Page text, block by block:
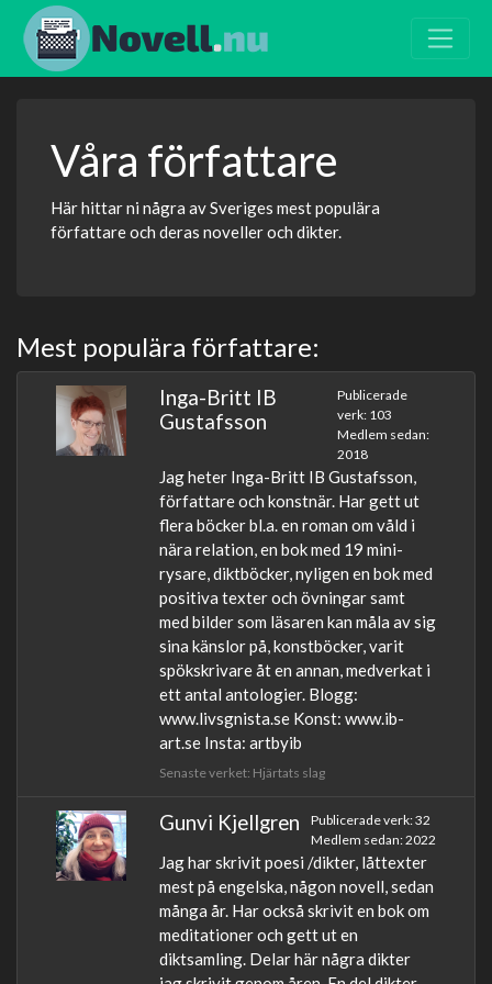
Våra författare
Här hittar ni några av Sveriges mest populära
författare och deras noveller och dikter.
Mest populära författare:
Inga-Britt IB
Gustafsson
Publicerade
verk: 103
Medlem sedan:
2018
Jag heter Inga-Britt IB Gustafsson,
författare och konstnär. Har gett ut
flera böcker bl.a. en roman om våld i
nära relation, en bok med 19 mini-
rysare, diktböcker, nyligen en bok med
positiva texter och övningar samt
med bilder som läsaren kan måla av sig
sina känslor på, konstböcker, varit
spökskrivare åt en annan, medverkat i
ett antal antologier. Blogg:
www.livsgnista.se Konst: www.ib-
art.se Insta: artbyib
Senaste verket: Hjärtats slag
Gunvi Kjellgren
Publicerade verk: 32
Medlem sedan: 2022
Jag har skrivit poesi /dikter, låttexter
mest på engelska, någon novell, sedan
många år. Har också skrivit en bok om
meditationer och gett ut en
diktsamling. Delar här några dikter